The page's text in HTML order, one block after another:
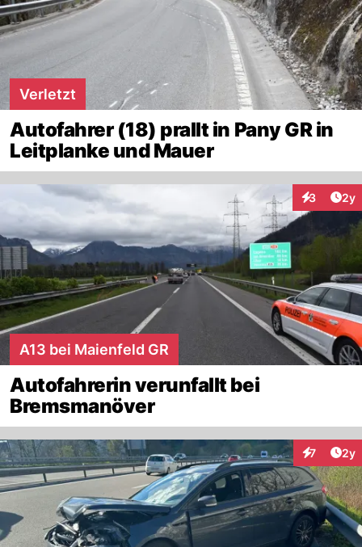
Verletzt
Autofahrer (18) prallt in Pany GR in
Leitplanke und Mauer
3 2y
A13 bei Maienfeld GR
Autofahrerin verunfallt bei
Bremsmanöver
7 2y